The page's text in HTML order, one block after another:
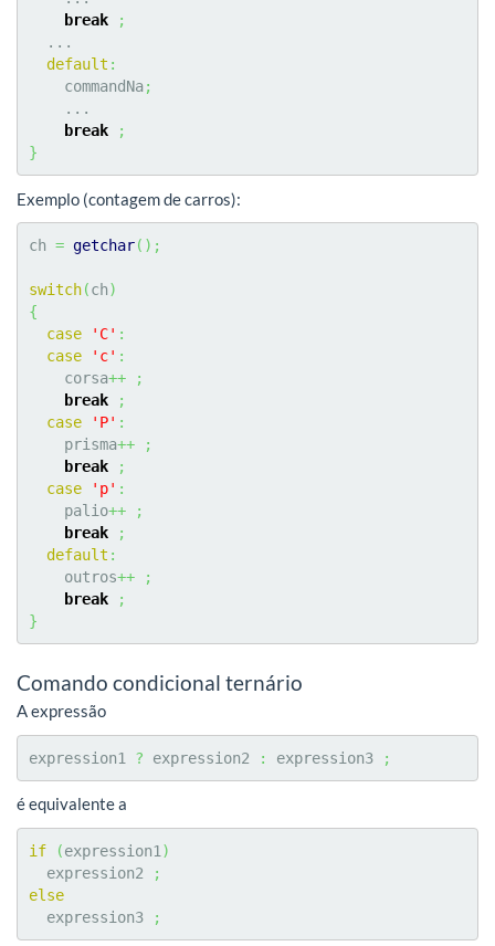
break
;
default :
    commandNa
;
break
;
}
Exemplo (contagem de carros):
ch = getchar( ) ;
switch(ch)
{
case
'C' :
case
'c' :
    corsa
++
;
break
;
case
'P' :
    prisma
++
;
break
;
case
'p' :
    palio
++
;
break
;
default :
    outros
++
;
break
;
}
Comando condicional ternário
A expressão
expression1 ? expression2 : expression3 ;
é equivalente a
if (expression1 )
  expression2
;
else
  expression3
;